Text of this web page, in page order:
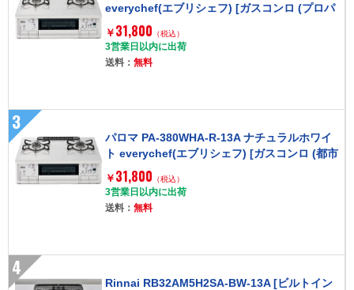
everychef(エブリシェフ) [ガスコンロ (プロパ
ンガス用 右強火力 2口)]
￥ 31,800 （税込）
3営業日以内に出荷
送料：無料
3
パロマ PA-380WHA-R-13A ナチュラルホワイ
ト everychef(エブリシェフ) [ガスコンロ (都市
ガス用 右強火力 2口)]
￥ 31,800 （税込）
3営業日以内に出荷
送料：無料
4
Rinnai RB32AM5H2SA-BW-13A [ビルトイン